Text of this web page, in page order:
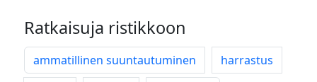
Ratkaisuja ristikkoon
ammatillinen suuntautuminen
harrastus